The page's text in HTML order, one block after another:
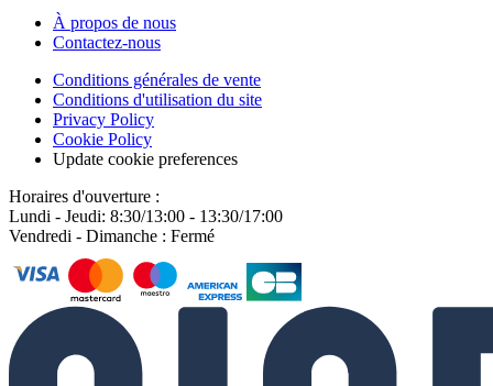
À propos de nous
Contactez-nous
Conditions générales de vente
Conditions d'utilisation du site
Privacy Policy
Cookie Policy
Update cookie preferences
Horaires d'ouverture :
Lundi - Jeudi: 8:30/13:00 - 13:30/17:00
Vendredi - Dimanche : Fermé